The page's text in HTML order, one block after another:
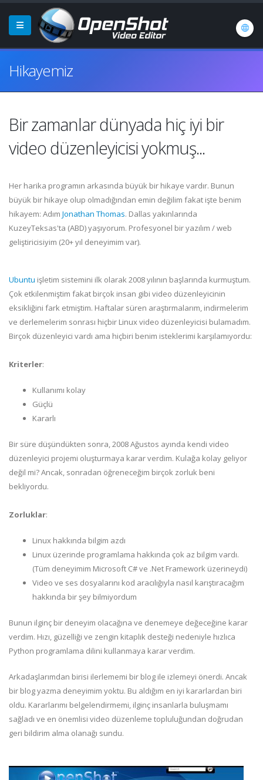
Hikayemiz
Bir zamanlar dünyada hiç iyi bir
video düzenleyicisi yokmuş...
Her harika programın arkasında büyük bir hikaye vardır. Bunun
büyük bir hikaye olup olmadığından emin değilim fakat işte benim
hikayem: Adım Jonathan Thomas. Dallas yakınlarında
KuzeyTeksas'ta (ABD) yaşıyorum. Profesyonel bir yazılım / web
geliştiricisiyim (20+ yıl deneyimim var).
Ubuntu işletim sistemini ilk olarak 2008 yılının başlarında kurmuştum.
Çok etkilenmiştim fakat birçok insan gibi video düzenleyicinin
eksikliğini fark etmiştim. Haftalar süren araştırmalarım, indirmelerim
ve derlemelerim sonrası hiçbir Linux video düzenleyicisi bulamadım.
Birçok düzenleyici vardı ama hiçbiri benim isteklerimi karşılamıyordu:
Kriterler:
Kullanımı kolay
Güçlü
Kararlı
Bir süre düşündükten sonra, 2008 Ağustos ayında kendi video
düzenleyici projemi oluşturmaya karar verdim. Kulağa kolay geliyor
değil mi? Ancak, sonradan öğreneceğim birçok zorluk beni
bekliyordu.
Zorluklar:
Linux hakkında bilgim azdı
Linux üzerinde programlama hakkında çok az bilgim vardı.
(Tüm deneyimim Microsoft C# ve .Net Framework üzerineydi)
Video ve ses dosyalarını kod aracılığıyla nasıl karıştıracağım
hakkında bir şey bilmiyordum
Bunun ilginç bir deneyim olacağına ve denemeye değeceğine karar
verdim. Hızı, güzelliği ve zengin kitaplık desteği nedeniyle hızlıca
Python programlama dilini kullanmaya karar verdim.
Arkadaşlarımdan birisi ilerlememi bir blog ile izlemeyi önerdi. Ancak
bir blog yazma deneyimim yoktu. Bu aldığım en iyi kararlardan biri
oldu. Kararlarımı belgelendirmemi, ilginç insanlarla buluşmamı
sağladı ve en önemlisi video düzenleme topluluğundan doğrudan
geri bildirim alma olanağı sundu.